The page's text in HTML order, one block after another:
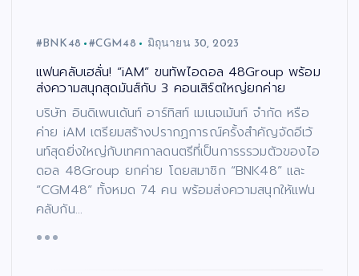
#BNK48 #CGM48 มิถุนายน 30, 2023
แฟนคลับเฮลั่น! “iAM” ขนทัพไอดอล 48Group พร้อม
ส่งความสนุกสุดมันส์กับ 3 คอนเสิร์ตใหญ่ยกค่าย
บริษัท อินดิเพนเด้นท์ อาร์ทิสท์ เมเนจเม้นท์ จำกัด หรือ
ค่าย iAM เตรียมสร้างปรากฏการณ์ครั้งสำคัญจัดอีเว้
นท์สุดยิ่งใหญ่กับเทศกาลดนตรีที่เป็นการรรวมตัวของไอ
ดอล 48Group ยกค่าย โดยสมาชิก “BNK48” และ
“CGM48” ทั้งหมด 74 คน พร้อมส่งความสนุกให้แฟน
คลับกัน…